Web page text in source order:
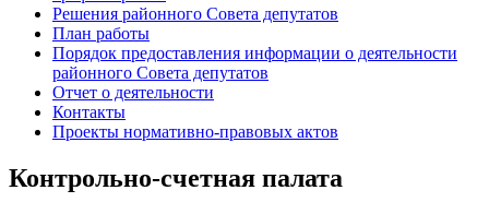
Решения районного Совета депутатов
План работы
Порядок предоставления информации о деятельности
районного Совета депутатов
Отчет о деятельности
Контакты
Проекты нормативно-правовых актов
Контрольно-счетная палата